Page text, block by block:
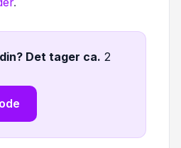
Det tager ca. 2